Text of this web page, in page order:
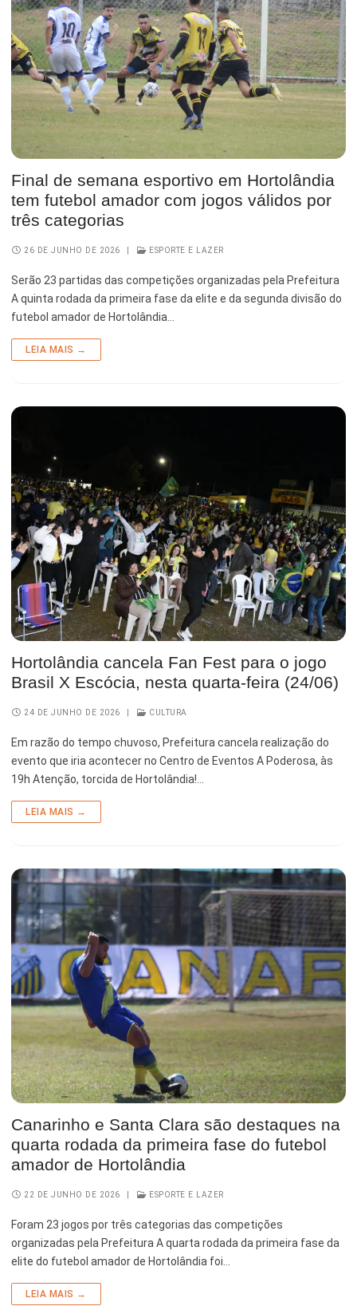
Final de semana esportivo em Hortolândia
tem futebol amador com jogos válidos por
três categorias
26 DE JUNHO DE 2026 ESPORTE E LAZER
Serão 23 partidas das competições organizadas pela Prefeitura
A quinta rodada da primeira fase da elite e da segunda divisão do
futebol amador de Hortolândia…
LEIA MAIS →
Hortolândia cancela Fan Fest para o jogo
Brasil X Escócia, nesta quarta-feira (24/06)
24 DE JUNHO DE 2026 CULTURA
Em razão do tempo chuvoso, Prefeitura cancela realização do
evento que iria acontecer no Centro de Eventos A Poderosa, às
19h Atenção, torcida de Hortolândia!…
LEIA MAIS →
Canarinho e Santa Clara são destaques na
quarta rodada da primeira fase do futebol
amador de Hortolândia
22 DE JUNHO DE 2026 ESPORTE E LAZER
Foram 23 jogos por três categorias das competições
organizadas pela Prefeitura A quarta rodada da primeira fase da
elite do futebol amador de Hortolândia foi…
LEIA MAIS →